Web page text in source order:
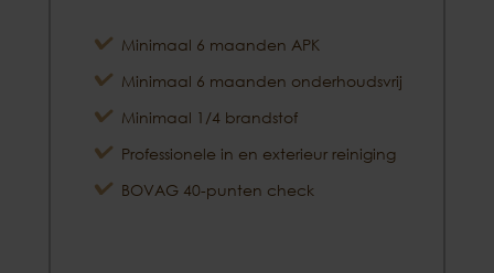
Minimaal 6 maanden APK
Minimaal 6 maanden onderhoudsvrij
Minimaal 1/4 brandstof
Professionele in en exterieur reiniging
BOVAG 40-punten check